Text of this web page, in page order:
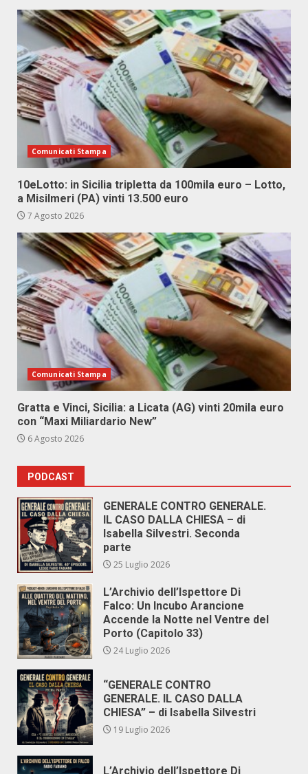
Comunicati Stampa
10eLotto: in Sicilia tripletta da 100mila euro – Lotto,
a Misilmeri (PA) vinti 13.500 euro
7 Agosto 2026
Comunicati Stampa
Gratta e Vinci, Sicilia: a Licata (AG) vinti 20mila euro
con “Maxi Miliardario New”
6 Agosto 2026
PODCAST
GENERALE CONTRO GENERALE.
IL CASO DALLA CHIESA – di
Isabella Silvestri. Seconda
parte
25 Luglio 2026
L’Archivio dell’Ispettore Di
Falco: Un Incubo Arancione
Accende la Notte nel Ventre del
Porto (Capitolo 33)
24 Luglio 2026
“GENERALE CONTRO
GENERALE. IL CASO DALLA
CHIESA” – di Isabella Silvestri
19 Luglio 2026
L’Archivio dell’Ispettore Di